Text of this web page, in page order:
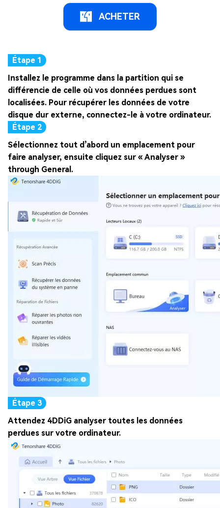
ACHETER
Installez le programme dans la partition qui se
différencie de celle où vos données perdues sont
localisées. Pour récupérer les données de votre
disque dur externe, connectez-le à votre ordinateur.
Sélectionnez tout d’abord un emplacement pour
faire analyser, ensuite cliquez sur « Analyser »
through General.
Attendez 4DDiG analyser toutes les données
perdues sur votre ordinateur.